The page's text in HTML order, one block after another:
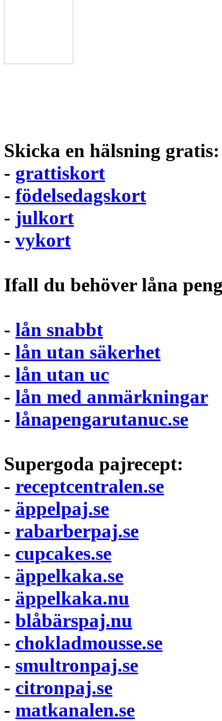
Skicka en hälsning gratis:
- grattiskort
- födelsedagskort
- julkort
- vykort
Ifall du behöver låna
- lån snabbt
- lån utan säkerhet
- lån utan uc
- lån med anmärkningar
- lånapengarutanuc.se
Supergoda pajrecept:
- receptcentralen.se
- äppelpaj.se
- rabarberpaj.se
- cupcakes.se
- äppelkaka.se
- äppelkaka.nu
- blåbärspaj.nu
- chokladmousse.se
- smultronpaj.se
- citronpaj.se
- matkanalen.se